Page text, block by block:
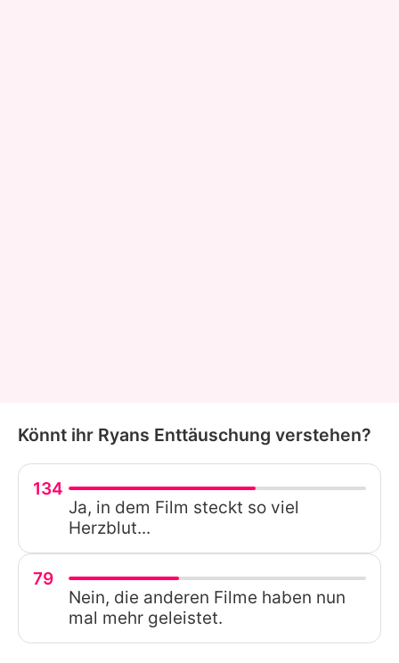
Könnt ihr Ryans Enttäuschung verstehen?
134
Ja, in dem Film steckt so viel
Herzblut...
79
Nein, die anderen Filme haben nun
mal mehr geleistet.